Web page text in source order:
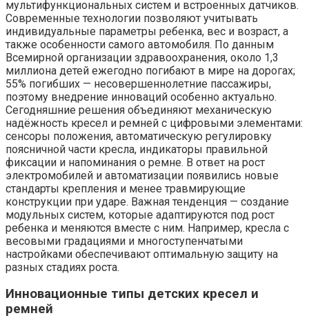
мультифункциональных систем и встроенных датчиков.
Современные технологии позволяют учитывать
индивидуальные параметры ребенка, вес и возраст, а
также особенности самого автомобиля. По данным
Всемирной организации здравоохранения, около 1,3
миллиона детей ежегодно погибают в мире на дорогах;
55% погибших — несовершеннолетние пассажиры,
поэтому внедрение инноваций особенно актуально.
Сегодняшние решения объединяют механическую
надёжность кресел и ремней с цифровыми элементами:
сенсоры положения, автоматическую регулировку
поясничной части кресла, индикаторы правильной
фиксации и напоминания о ремне. В ответ на рост
электромобилей и автоматизации появились новые
стандарты крепления и менее травмирующие
конструкции при ударе. Важная тенденция — создание
модульных систем, которые адаптируются под рост
ребенка и меняются вместе с ним. Например, кресла с
весовыми градациями и многоступенчатыми
настройками обеспечивают оптимальную защиту на
разных стадиях роста.
Инновационные типы детских кресел и
ремней